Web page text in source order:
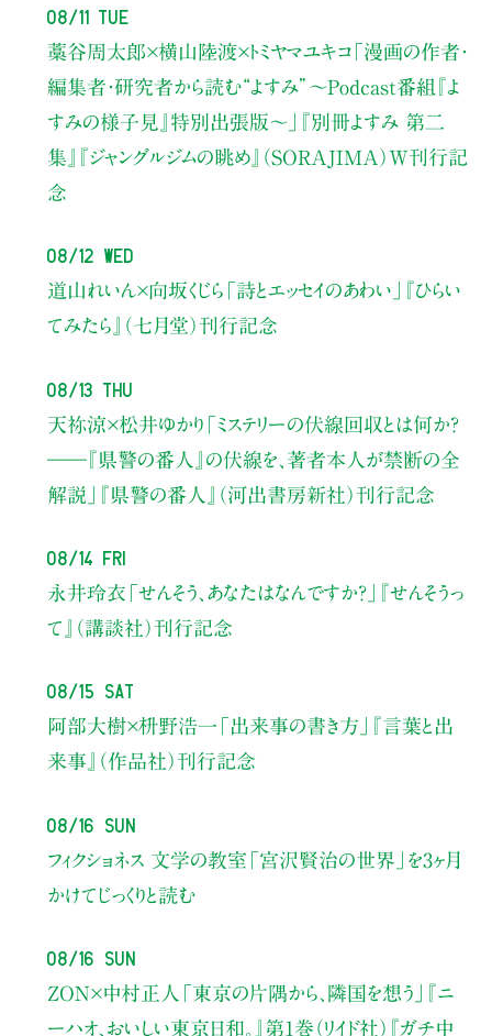
08/11 Tue
藁谷周太郎×横山陸渡×トミヤマユキコ「漫画の作者・
編集者・研究者から読む“よすみ” 〜Podcast番組『よ
すみの様子見』特別出張版〜」
『別冊よすみ 第二
集』『ジャングルジムの眺め』（SORAJIMA）W刊行記
念
08/12 Wed
道山れいん×向坂くじら 「詩とエッセイのあわい」
『ひらい
てみたら』（七月堂）刊行記念
08/13 Thu
天祢涼×松井ゆかり 「ミステリーの伏線回収とは何か？
――『県警の番人』の伏線を、著者本人が禁断の全
解説」
『県警の番人』（河出書房新社）刊行記念
08/14 Fri
永井玲衣 「せんそう、あなたはなんですか？」
『せんそうっ
て』（講談社）刊行記念
08/15 Sat
阿部大樹×枡野浩一 「出来事の書き方」
『言葉と出
来事』（作品社）刊行記念
08/16 Sun
フィクショネス 文学の教室 「宮沢賢治の世界」を3ヶ月
かけてじっくりと読む
08/16 Sun
ZON×中村正人 「東京の片隅から、隣国を想う」
『ニ
ーハオ、おいしい東京日和。』第1巻（リイド社） 『ガチ中